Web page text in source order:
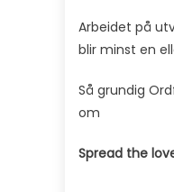
Arbeidet på
blir minst en
Så grundig
om
Spread the